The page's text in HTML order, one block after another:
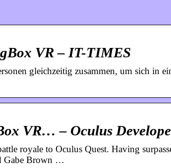
VR – IT-TIMES
gleichzeitig zusammen, um sich in
VR… – Oculus
royale to Oculus Quest. Having
Gabe Brown …